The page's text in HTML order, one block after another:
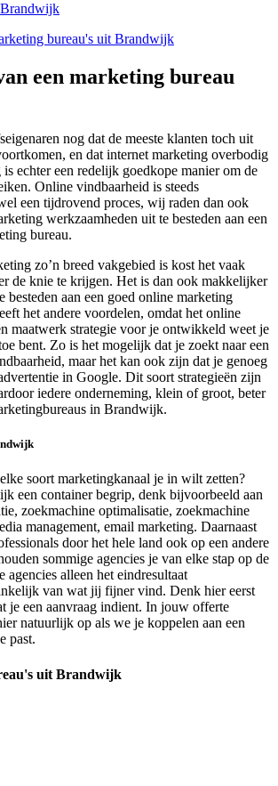
Brandwijk
bureau's uit Brandwijk
een marketing bureau
nog dat de meeste klanten toch uit
en dat internet marketing overbodig
echter een redelijk goedkope manier om de
Online vindbaarheid is steeds
een tijdrovend proces, wij raden dan ook
werkzaamheden uit te besteden aan een
bureau.
zo’n breed vakgebied is kost het vaak
de knie te krijgen. Het is dan ook makkelijker
besteden aan een goed online marketing
het andere voordelen, omdat het online
maatwerk strategie voor je ontwikkeld weet je
bent. Zo is het mogelijk dat je zoekt naar een
maar het kan ook zijn dat je genoeg
in Google. Dit soort strategieën zijn
iedere onderneming, klein of groot, beter
in Brandwijk.
soort marketingkanaal je in wilt zetten?
een container begrip, denk bijvoorbeeld aan
zoekmachine optimalisatie, zoekmachine
management, email marketing. Daarnaast
door het hele land ook op een andere
sommige agencies je van elke stap op de
agencies alleen het eindresultaat
van wat jij fijner vind. Denk hier eerst
je een aanvraag indient. In jouw offerte
natuurlijk op als we je koppelen aan een
past.
uit Brandwijk